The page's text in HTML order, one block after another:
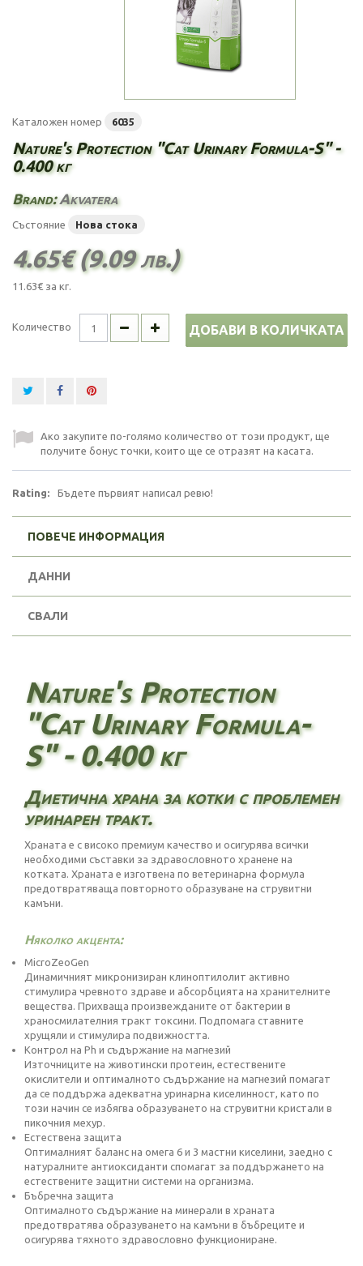
Каталожен номер 6035
Nature's Protection "Cat Urinary Formula-S" -
0.400 кг
Brand:Akvatera
Състояние Нова стока
4.65€ (9.09 лв.)
11.63€ за кг.
Количество ДОБАВИ В КОЛИЧКАТА
Ако закупите по-голямо количество от този продукт, ще
получите бонус точки, които ще се отразят на касата.
Rating: Бъдете първият написал ревю!
ПОВЕЧЕ ИНФОРМАЦИЯ
ДАННИ
СВАЛИ
Nature's Protection
"Cat Urinary Formula-
S" - 0.400 кг
Диетична храна за котки с проблемен
уринарен тракт.
Храната е с високо премиум качество и осигурява всички
необходими съставки за здравословното хранене на
котката. Храната е изготвена по ветеринарна формула
предотвратяваща повторното образуване на струвитни
камъни.
Няколко акцента:
MicroZeoGen
Динамичният микронизиран клиноптилолит активно
стимулира чревното здраве и абсорбцията на хранителните
вещества. Прихваща произвежданите от бактерии в
храносмилателния тракт токсини. Подпомага ставните
хрущяли и стимулира подвижността.
Контрол на Ph и съдържание на магнезий
Източниците на животински протеин, естествените
окислители и оптималното съдържание на магнезий помагат
да се поддържа адекватна уринарна киселинност, като по
този начин се избягва образуването на струвитни кристали в
пикочния мехур.
Естествена защита
Оптималният баланс на омега 6 и 3 мастни киселини, заедно с
натуралните антиоксиданти спомагат за поддържането на
естествените защитни системи на организма.
Бъбречна защита
Оптималното съдържание на минерали в храната
предотвратява образуването на камъни в бъбреците и
осигурява тяхното здравословно функциониране.